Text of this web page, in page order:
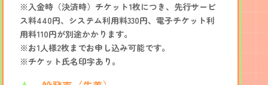
※入金時（決済時）チケット1枚につき、先行サービ
ス料440円、システム利用料330円、電子チケット利
用料110円が別途かかります。
※お1人様2枚までお申し込み可能です。
※チケット氏名印字あり。